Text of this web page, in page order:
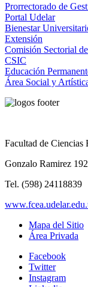
Prorrectorado de
Portal Udelar
Bienestar
Extensión
Comisión Sectorial
CSIC
Educación
Área Social y
Facultad de Ciencias
Gonzalo Ramirez
Tel. (598) 24118839
Mapa del Sitio
Área Privada
Facebook
Twitter
Instagram